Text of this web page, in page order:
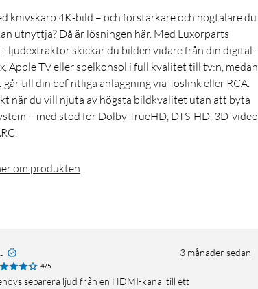
knivskarp 4K-bild – och förstärkare och högtalare du
utnyttja? Då är lösningen här. Med Luxorparts
ljudextraktor skickar du bilden vidare från din digital-
Apple TV eller spelkonsol i full kvalitet till tv:n, medan
går till din befintliga anläggning via Toslink eller RCA.
när du vill njuta av högsta bildkvalitet utan att byta
– med stöd för Dolby TrueHD, DTS-HD, 3D-video
om produkten
3 månader sedan
4/5